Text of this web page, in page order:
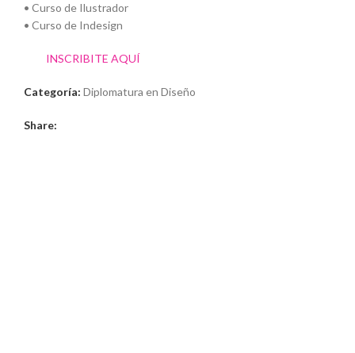
• Curso de Ilustrador
• Curso de Indesign
INSCRIBITE AQUÍ
Categoría: Diplomatura en Diseño
Share: